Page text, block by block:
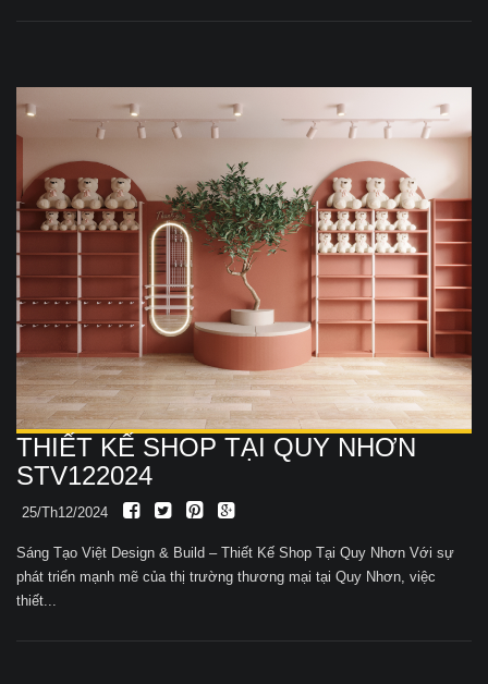
THIẾT KẾ SHOP TẠI QUY NHƠN
STV122024
25/Th12/2024
Sáng Tạo Việt Design & Build – Thiết Kế Shop Tại Quy Nhơn Với sự
phát triển mạnh mẽ của thị trường thương mại tại Quy Nhơn, việc
thiết...